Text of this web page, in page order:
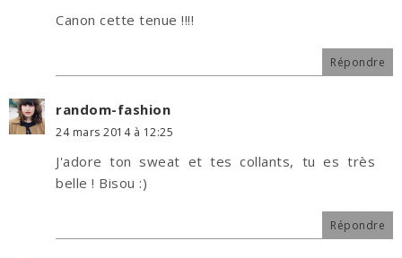
Canon cette tenue !!!!
Répondre
random-fashion
24 mars 2014 à 12:25
J'adore ton sweat et tes collants, tu es très
belle ! Bisou :)
Répondre